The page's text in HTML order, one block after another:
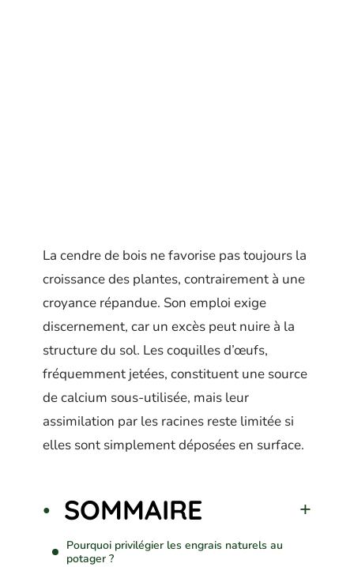
La cendre de bois ne favorise pas toujours la
croissance des plantes, contrairement à une
croyance répandue. Son emploi exige
discernement, car un excès peut nuire à la
structure du sol. Les coquilles d’œufs,
fréquemment jetées, constituent une source
de calcium sous-utilisée, mais leur
assimilation par les racines reste limitée si
elles sont simplement déposées en surface.
SOMMAIRE
Pourquoi privilégier les engrais naturels au
potager ?